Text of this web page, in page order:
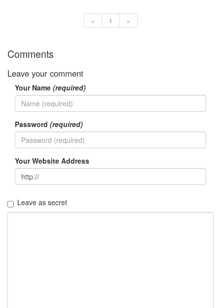
« 1 »
Comments
Leave your comment
Your Name (required)
Password (required)
Your Website Address
Leave as secret
정
균
하
XPH70.2
by